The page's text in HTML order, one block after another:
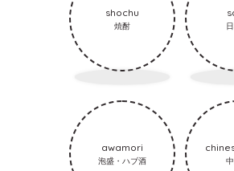
shochu
焼酎
awamori
泡盛・ハブ酒